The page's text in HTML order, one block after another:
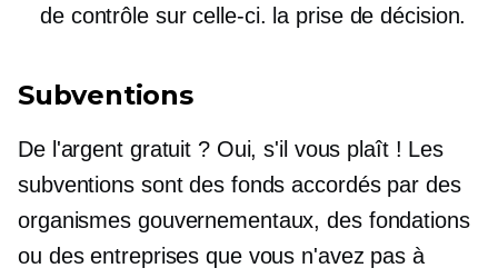
de contrôle sur celle-ci. la prise de décision.
Subventions
De l'argent gratuit ? Oui, s'il vous plaît ! Les
subventions sont des fonds accordés par des
organismes gouvernementaux, des fondations
ou des entreprises que vous n'avez pas à